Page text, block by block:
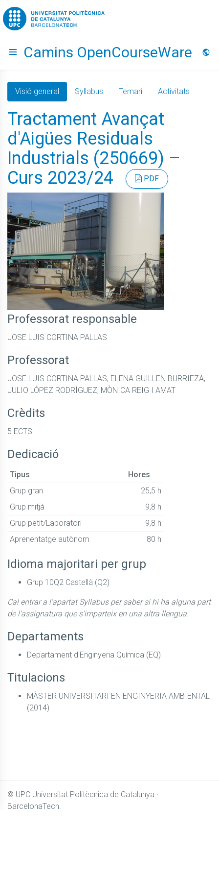
Go to upc.edu
Hide menu
Camins OpenCourseWare
Visió general Syllabus Temari Activitats
Tractament Avançat
d'Aigües Residuals
Industrials (250669) –
Curs 2023/24
PDF
Professorat responsable
JOSE LUIS CORTINA PALLAS
Professorat
JOSE LUIS CORTINA PALLAS, ELENA GUILLEN BURRIEZA,
JULIO LÓPEZ RODRÍGUEZ, MÒNICA REIG I AMAT
Crèdits
5 ECTS
Dedicació
Tipus
Hores
Grup gran
25,5 h
Grup mitjà
9,8 h
Grup petit/Laboratori
9,8 h
Aprenentatge autònom
80 h
Idioma majoritari per grup
Grup 10Q2 Castellà (Q2)
Cal entrar a l'apartat Syllabus per saber si hi ha alguna part
de l'assignatura que s'imparteix en una altra llengua.
Departaments
Departament d'Enginyeria Química (EQ)
Titulacions
MÀSTER UNIVERSITARI EN ENGINYERIA AMBIENTAL
(2014)
© UPC Universitat Politècnica de Catalunya ·
BarcelonaTech.